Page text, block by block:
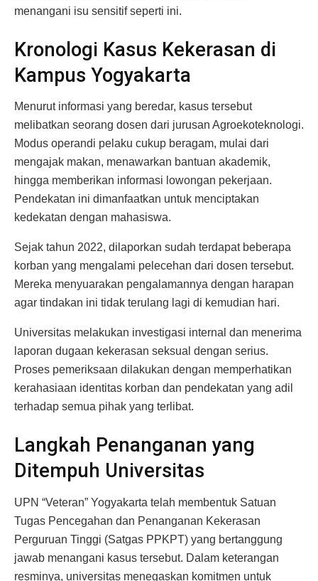
menangani isu sensitif seperti ini.
Kronologi Kasus Kekerasan di
Kampus Yogyakarta
Menurut informasi yang beredar, kasus tersebut
melibatkan seorang dosen dari jurusan Agroekoteknologi.
Modus operandi pelaku cukup beragam, mulai dari
mengajak makan, menawarkan bantuan akademik,
hingga memberikan informasi lowongan pekerjaan.
Pendekatan ini dimanfaatkan untuk menciptakan
kedekatan dengan mahasiswa.
Sejak tahun 2022, dilaporkan sudah terdapat beberapa
korban yang mengalami pelecehan dari dosen tersebut.
Mereka menyuarakan pengalamannya dengan harapan
agar tindakan ini tidak terulang lagi di kemudian hari.
Universitas melakukan investigasi internal dan menerima
laporan dugaan kekerasan seksual dengan serius.
Proses pemeriksaan dilakukan dengan memperhatikan
kerahasiaan identitas korban dan pendekatan yang adil
terhadap semua pihak yang terlibat.
Langkah Penanganan yang
Ditempuh Universitas
UPN “Veteran” Yogyakarta telah membentuk Satuan
Tugas Pencegahan dan Penanganan Kekerasan
Perguruan Tinggi (Satgas PPKPT) yang bertanggung
jawab menangani kasus tersebut. Dalam keterangan
resminya, universitas menegaskan komitmen untuk